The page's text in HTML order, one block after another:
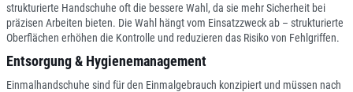
strukturierte Handschuhe oft die bessere Wahl, da sie mehr Sicherheit bei
präzisen Arbeiten bieten. Die Wahl hängt vom Einsatzzweck ab – strukturierte
Oberflächen erhöhen die Kontrolle und reduzieren das Risiko von Fehlgriffen.
Entsorgung & Hygienemanagement
Einmalhandschuhe sind für den Einmalgebrauch konzipiert und müssen nach